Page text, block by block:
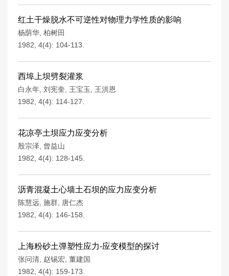
红土干燥脱水不可逆性对物理力学性质的影响
杨荫华 柏树田
1982, 4(4): 104-113.
西埠上坝劈裂灌浆
白永年 刘宪奎 王宝玉
王洪恩
1982, 4(4): 114-127.
花凉亭土坝应力应变分析
殷宗泽
曾益山
1982, 4(4): 128-145.
沥青混凝土心墙土石坝的应力应变分析
陈慧远 施群
唐仁杰
1982, 4(4): 146-158.
上海粉砂土弹塑性应力-应变模型的探讨
张问清 赵锡宏 董建国
1982, 4(4): 159-173.